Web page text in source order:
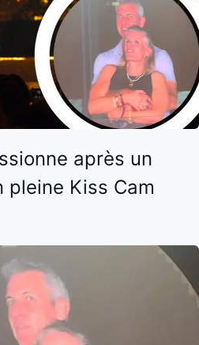
après un
pleine Kiss Cam